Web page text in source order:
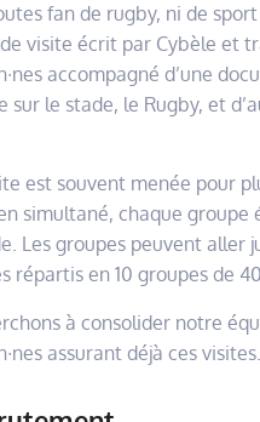
fan de rugby, ni de
visite écrit par Cybèle et
accompagné d’une
sur le stade, le Rugby, et
est souvent menée pour
simultané, chaque groupe
Les groupes peuvent aller
répartis en 10 groupes de
à consolider notre
assurant déjà ces visites.